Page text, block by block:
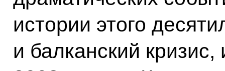
истории этого
и балканский кризис,